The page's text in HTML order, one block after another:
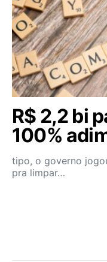
R$ 2,2 bi
100%
tipo, o governo
pra limpar…